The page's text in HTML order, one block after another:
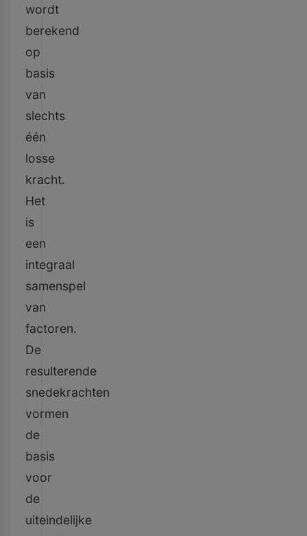
wordt
berekend
op
basis
van
slechts
één
losse
kracht.
Het
is
een
integraal
samenspel
van
factoren.
De
resulterende
snedekrachten
vormen
de
basis
voor
de
uiteindelijke